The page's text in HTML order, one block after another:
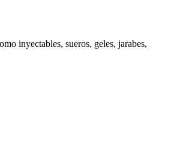
inyectables, sueros, geles, jarabes,